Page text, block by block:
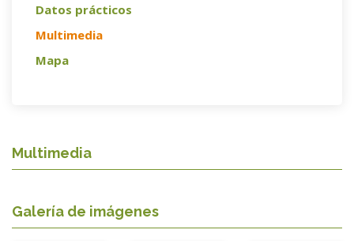
Datos prácticos
Multimedia
Mapa
Multimedia
Galería de imágenes